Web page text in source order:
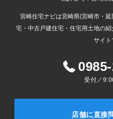
宮崎住宅ナビは宮崎県(宮崎市・
宅・中古戸建住宅・住宅用土地の
サイト
受付／
店舗に直接